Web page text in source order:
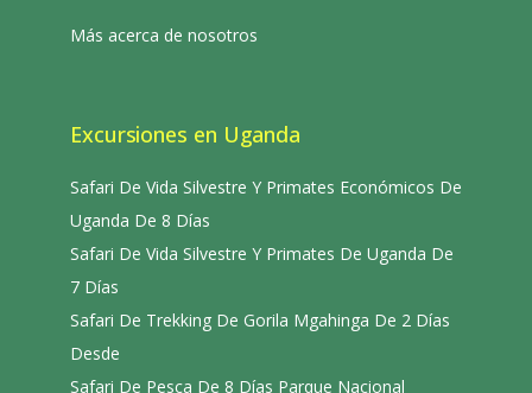
Más acerca de nosotros
Excursiones en Uganda
Safari De Vida Silvestre Y Primates Económicos De
Uganda De 8 Días
Safari De Vida Silvestre Y Primates De Uganda De
7 Días
Safari De Trekking De Gorila Mgahinga De 2 Días
Desde
Safari De Pesca De 8 Días Parque Nacional